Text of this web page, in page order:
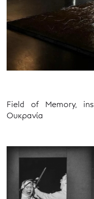
Field of Memory,
Ουκρανία